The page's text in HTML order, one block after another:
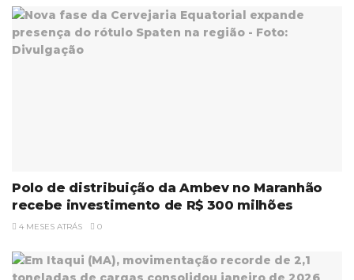
Polo de distribuição da Ambev no Maranhão
recebe investimento de R$ 300 milhões
4 MESES ATRÁS 0